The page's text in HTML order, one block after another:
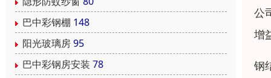
巴中彩钢棚 148
阳光玻璃房95
巴中彩钢房安装 78
公
增
钢